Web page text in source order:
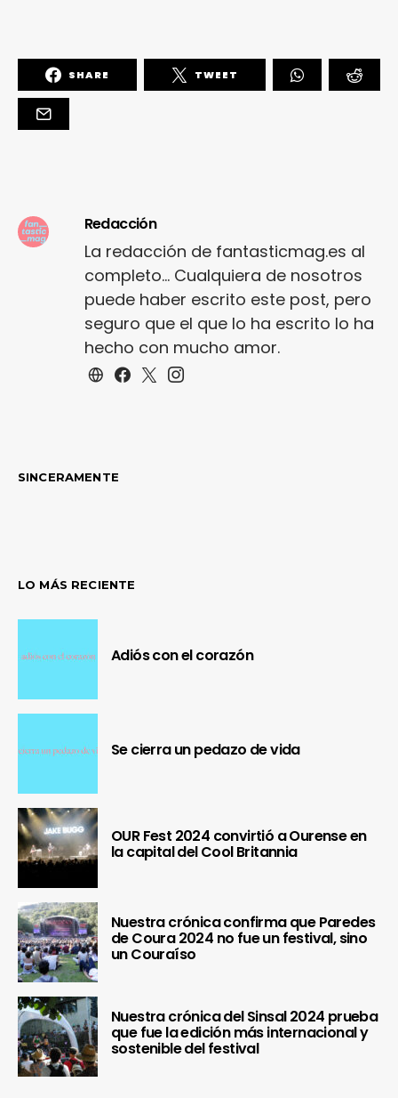
SHARE TWEET
Redacción
La redacción de fantasticmag.es al
completo... Cualquiera de nosotros
puede haber escrito este post, pero
seguro que el que lo ha escrito lo ha
hecho con mucho amor.
SINCERAMENTE
LO MÁS RECIENTE
Adiós con el corazón
Se cierra un pedazo de vida
OUR Fest 2024 convirtió a Ourense en
la capital del Cool Britannia
Nuestra crónica confirma que Paredes
de Coura 2024 no fue un festival, sino
un Couraíso
Nuestra crónica del Sinsal 2024 prueba
que fue la edición más internacional y
sostenible del festival